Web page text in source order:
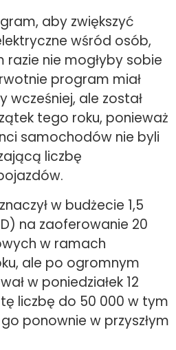
aby zwiększyć
wśród osób,
nie mogłyby sobie
program miał
wcześniej, ale został
tego roku, ponieważ
samochodów nie byli
liczbę
w budżecie 1,5
na zaoferowanie 20
w ramach
ale po ogromnym
w poniedziałek 12
liczbę do 50 000 w tym
ponownie w przyszłym